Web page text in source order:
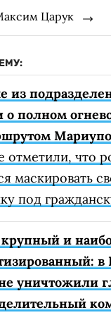
Царук
из
о полном
отметили, что
маскировать
под
и
в
уничтожили